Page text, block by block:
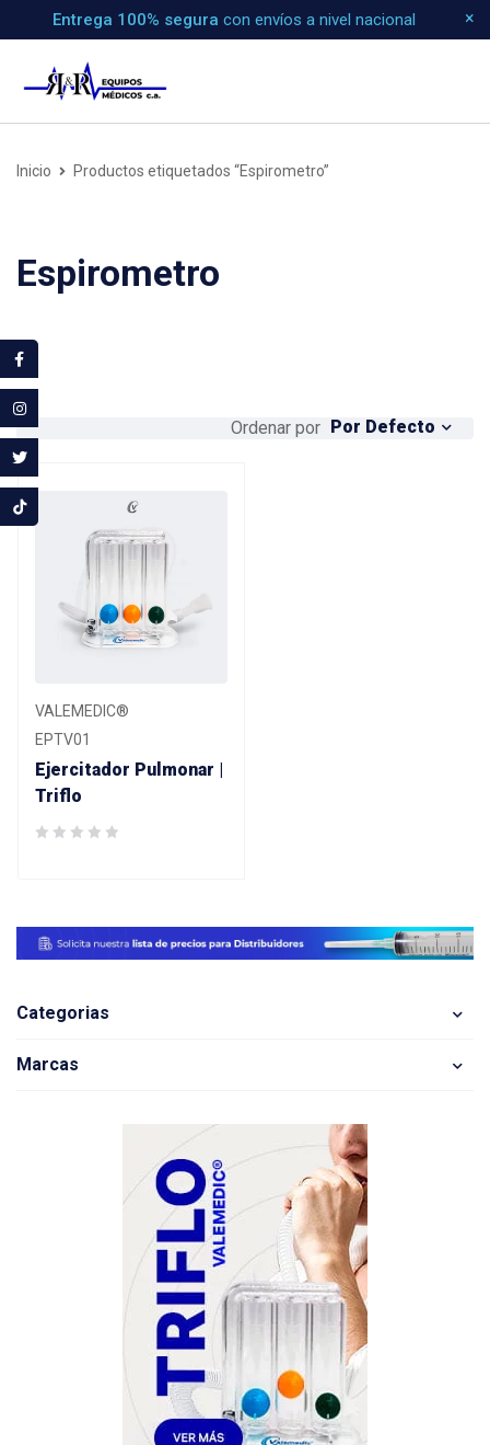
Entrega 100% segura con envíos a nivel nacional
Inicio Productos etiquetados “Espirometro”
Espirometro
Categorias
Marcas
Ordenar por Por Defecto
VALEMEDIC®
EPTV01
Ejercitador Pulmonar |
Triflo